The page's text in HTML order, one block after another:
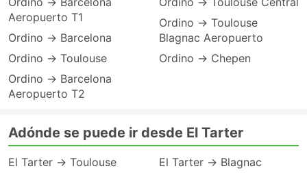
Aeropuerto T1
Ordino → Barcelona
Ordino → Toulouse
Ordino → Barcelona
Aeropuerto T2
Ordino → Toulouse
Blagnac Aeropuerto
Ordino → Chepen
Adónde se puede ir desde El Tarter
El Tarter → Toulouse
El Tarter → Blagnac